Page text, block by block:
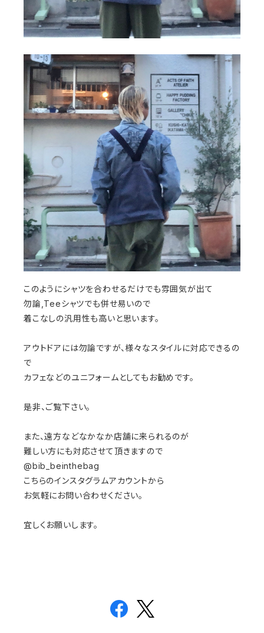
このようにシャツを合わせるだけでも雰囲気が出て
勿論,Teeシャツでも併せ易いので
着こなしの汎用性も高いと思います。
アウトドアには勿論ですが、様々なスタイルに対応できるの
で
カフェなどのユニフォームとしてもお勧めです。
是非、ご覧下さい。
また、遠方などなかなか店舗に来られるのが
難しい方にも対応させて頂きますので
@bib_beinthebag
こちらのインスタグラムアカウントから
お気軽にお問い合わせください。
宜しくお願いします。